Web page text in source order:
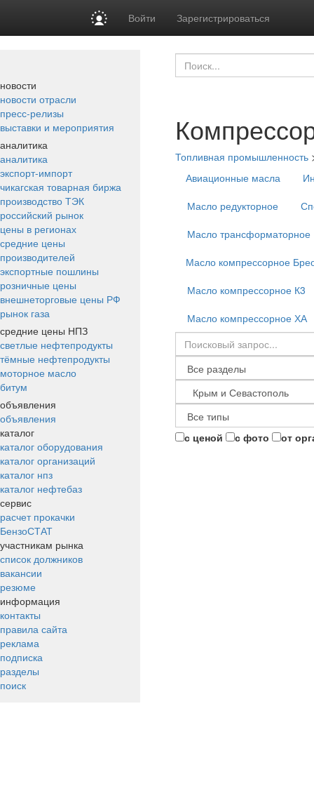
Войти Зарегистрироваться
новости
новости отрасли
пресс-релизы
выставки и мероприятия
аналитика
аналитика
экспорт-импорт
чикагская товарная биржа
производство ТЭК
российский рынок
цены в регионах
средние цены
производителей
экспортные пошлины
розничные цены
внешнеторговые цены РФ
рынок газа
средние цены НПЗ
светлые нефтепродукты
тёмные нефтепродукты
моторное масло
битум
объявления
объявления
каталог
каталог оборудования
каталог организаций
каталог нпз
каталог нефтебаз
сервис
расчет прокачки
БензоСТАТ
участникам рынка
список должников
вакансии
резюме
информация
контакты
правила сайта
реклама
подписка
разделы
поиск
Топливная промышленность
Авиационные масла
Масло редукторное
Масло трансформаторное
Масло компрессорное
Масло компрессорное К3
Масло компрессорное ХА
с ценой с фото от